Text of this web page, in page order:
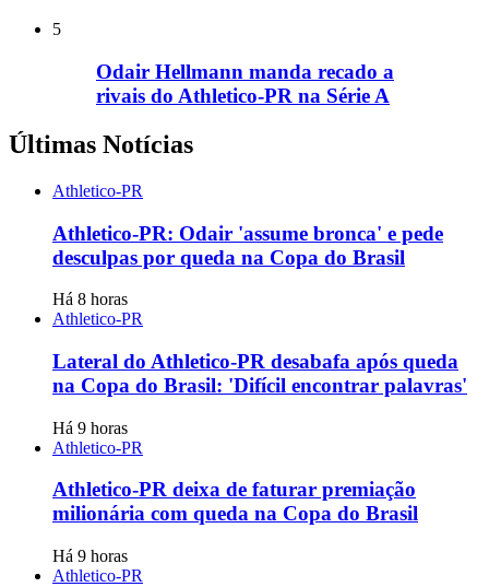
5
Odair Hellmann manda recado a
rivais do Athletico-PR na Série A
Últimas Notícias
Athletico-PR
Athletico-PR: Odair 'assume bronca' e pede
desculpas por queda na Copa do Brasil
Há 8 horas
Athletico-PR
Lateral do Athletico-PR desabafa após queda
na Copa do Brasil: 'Difícil encontrar palavras'
Há 9 horas
Athletico-PR
Athletico-PR deixa de faturar premiação
milionária com queda na Copa do Brasil
Há 9 horas
Athletico-PR